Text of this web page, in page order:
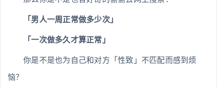
「男人一周正常做多少次」
「一次做多久才算正常」
你是不是也为自己和对方「性致」不匹配而感到烦
恼？